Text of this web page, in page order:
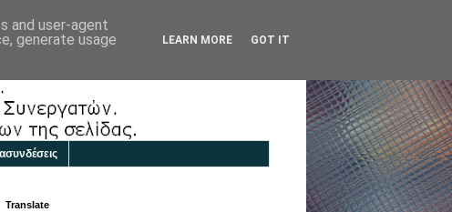
Translate
and user-agent
generate usage
LEARN MORE GOT IT